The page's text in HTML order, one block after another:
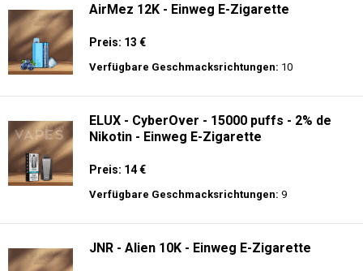
AirMez 12K - Einweg E-Zigarette
Preis: 13 €
Verfügbare Geschmacksrichtungen: 10
ELUX - CyberOver - 15000 puffs - 2% de
Nikotin - Einweg E-Zigarette
Preis: 14 €
Verfügbare Geschmacksrichtungen: 9
JNR - Alien 10K - Einweg E-Zigarette